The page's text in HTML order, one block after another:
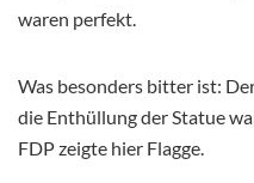
waren perfekt.
Was besonders bitter ist:
die Enthüllung der Statue
FDP zeigte hier Flagge.